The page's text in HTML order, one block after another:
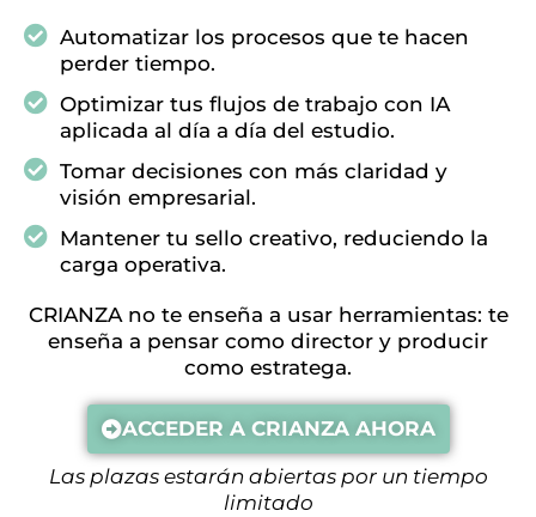
Automatizar los procesos que te hacen
perder tiempo.
Optimizar tus flujos de trabajo con IA
aplicada al día a día del estudio.
Tomar decisiones con más claridad y
visión empresarial.
Mantener tu sello creativo, reduciendo la
carga operativa.
CRIANZA no te enseña a usar herramientas: te
enseña a pensar como director y producir
como estratega.
ACCEDER A CRIANZA AHORA
Las plazas estarán abiertas por un tiempo
limitado